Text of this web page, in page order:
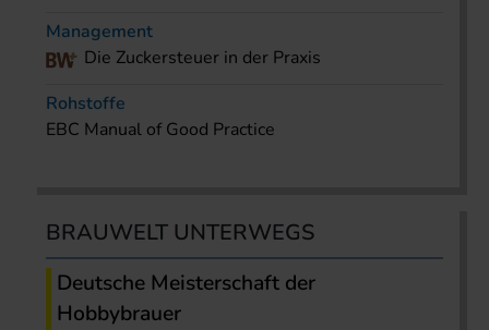
Management
Die Zuckersteuer in der Praxis
Rohstoffe
EBC Manual of Good Practice
BRAUWELT UNTERWEGS
Deutsche Meisterschaft der
Hobbybrauer